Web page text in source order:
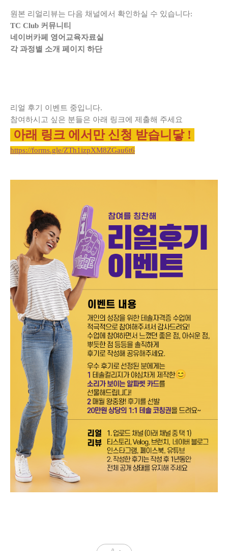
원본 리얼리뷰는 다음 채널에서 확인하실 수 있습니다:
TC Club 커뮤니티
네이버카페 영어교육자료실
각 과정별 소개 페이지 하단
리얼 후기 이벤트 중입니다.
참여하시고 싶은 분들은 아래 링크에 제출해 주세요
아래 링크 에서만 신청 받습니닿 !
https://forms.gle/ZTh1izpXM8ZGau6t6